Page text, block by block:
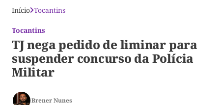
Início Tocantins
Tocantins
TJ nega pedido de liminar para
suspender concurso da Polícia
Militar
Brener Nunes